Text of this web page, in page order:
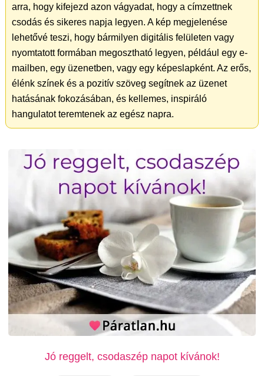
arra, hogy kifejezd azon vágyadat, hogy a címzettnek
csodás és sikeres napja legyen. A kép megjelenése
lehetővé teszi, hogy bármilyen digitális felületen vagy
nyomtatott formában megosztható legyen, például egy e-
mailben, egy üzenetben, vagy egy képeslapként. Az erős,
élénk színek és a pozitív szöveg segítnek az üzenet
hatásának fokozásában, és kellemes, inspiráló
hangulatot teremtenek az egész napra.
Jó reggelt, csodaszép napot kívánok!